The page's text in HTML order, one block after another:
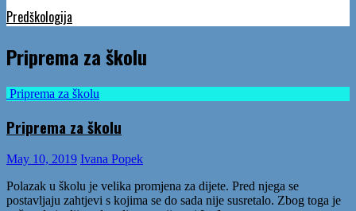
Predškologija
Priprema za školu
Priprema za školu
Priprema za školu
May 10, 2019 Ivana Popek
Polazak u školu je velika promjena za dijete. Pred njega se
postavljaju zahtjevi s kojima se do sada nije susretalo. Zbog toga je